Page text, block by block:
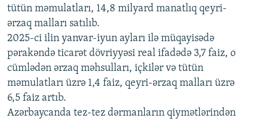
tütün məmulatları, 14,8 milyard manatlıq qeyri-
ərzaq malları satılıb.
2025-ci ilin yanvar-iyun ayları ilə müqayisədə
pərakəndə ticarət dövriyyəsi real ifadədə 3,7 faiz, o
cümlədən ərzaq məhsulları, içkilər və tütün
məmulatları üzrə 1,4 faiz, qeyri-ərzaq malları üzrə
6,5 faiz artıb.
Azərbaycanda tez-tez dərmanların qiymətlərindən